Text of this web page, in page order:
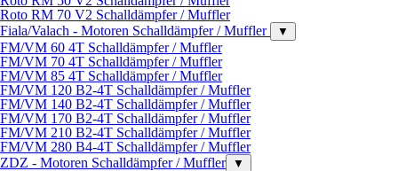
Roto RM 70 V2 Schalldämpfer / Muffler
Fiala/Valach - Motoren Schalldämpfer / Muffler
▼
FM/VM 60 4T Schalldämpfer / Muffler
FM/VM 70 4T Schalldämpfer / Muffler
FM/VM 85 4T Schalldämpfer / Muffler
FM/VM 120 B2-4T Schalldämpfer / Muffler
FM/VM 140 B2-4T Schalldämpfer / Muffler
FM/VM 170 B2-4T Schalldämpfer / Muffler
FM/VM 210 B2-4T Schalldämpfer / Muffler
FM/VM 280 B4-4T Schalldämpfer / Muffler
ZDZ - Motoren Schalldämpfer / Muffler
▼